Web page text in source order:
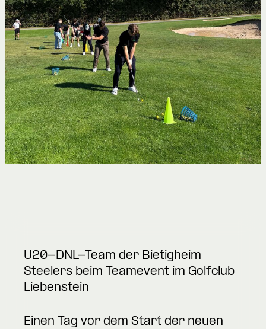
U20-DNL-Team der Bietigheim
Steelers beim Teamevent im Golfclub
Liebenstein
Einen Tag vor dem Start der neuen